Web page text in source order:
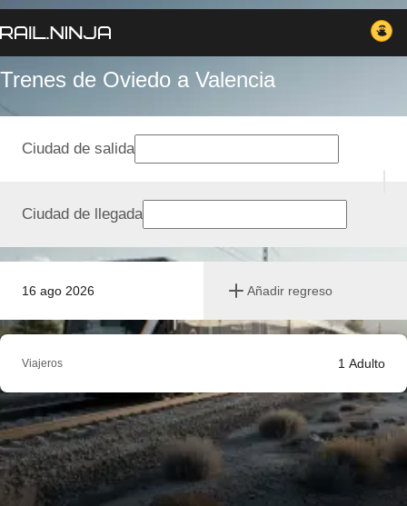
Trenes de Oviedo a Valencia
16 ago 2026 Añadir regreso
Ciudad de salida
Ciudad de llegada
Viajeros 1 Adulto